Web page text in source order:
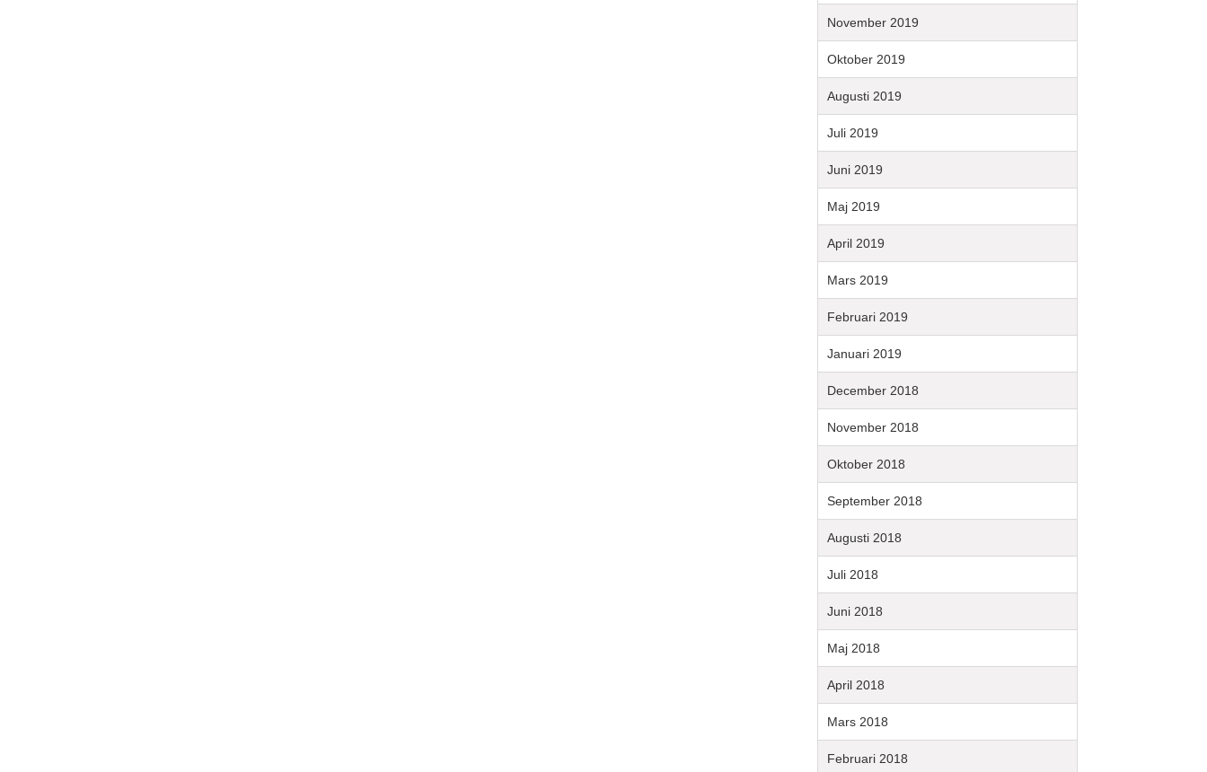
November 2019
Oktober 2019
Augusti 2019
Juli 2019
Juni 2019
Maj 2019
April 2019
Mars 2019
Februari 2019
Januari 2019
December 2018
November 2018
Oktober 2018
September 2018
Augusti 2018
Juli 2018
Juni 2018
Maj 2018
April 2018
Mars 2018
Februari 2018